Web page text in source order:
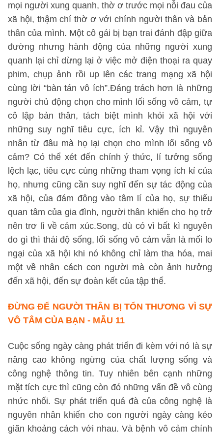
mọi người xung quanh, thờ ơ trước mọi nỗi đau của
xã hội, thậm chí thờ ơ với chính người thân và bản
thân của mình. Một cô gái bị bạn trai đánh đập giữa
đường nhưng hành động của những người xung
quanh lại chỉ dừng lại ở việc mở điện thoại ra quay
phim, chụp ảnh rồi up lên các trang mạng xã hội
cùng lời “bàn tán vô ích”.Đáng trách hơn là những
người chủ động chọn cho mình lối sống vô cảm, tự
cô lập bản thân, tách biệt mình khỏi xã hội với
những suy nghĩ tiêu cực, ích kỉ. Vậy thì nguyên
nhân từ đâu mà họ lại chọn cho mình lối sống vô
cảm? Có thể xét đến chính ý thức, lí tưởng sống
lệch lạc, tiêu cực cùng những tham vọng ích kỉ của
họ, nhưng cũng cần suy nghĩ đến sự tác động của
xã hội, của đám đông vào tâm lí của họ, sự thiếu
quan tâm của gia đình, người thân khiến cho họ trở
nên trơ lì về cảm xúc.Song, dù có vì bất kì nguyên
do gì thì thái độ sống, lối sống vô cảm vẫn là mối lo
ngại của xã hội khi nó không chỉ làm tha hóa, mai
một về nhân cách con người mà còn ảnh hưởng
đến xã hội, đến sự đoàn kết của tập thể.
ĐỪNG ĐỂ NGƯỜI THÂN BỊ TỔN THƯƠNG VÌ SỰ
VÔ TÂM CỦA BẠN - MẪU 11
Cuộc sống ngày càng phát triển đi kèm với nó là sự
nâng cao không ngừng của chất lượng sống và
công nghệ thông tin. Tuy nhiên bên cạnh những
mặt tích cực thì cũng còn đó những vấn đề vô cùng
nhức nhối. Sự phát triển quá đà của công nghệ là
nguyên nhân khiến cho con người ngày càng kéo
giãn khoảng cách với nhau. Và bệnh vô cảm chính